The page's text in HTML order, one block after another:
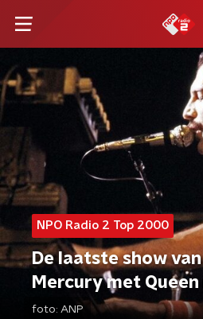
NPO Radio 2 Top 2000
De laatste show
Mercury met Queen
foto: ANP